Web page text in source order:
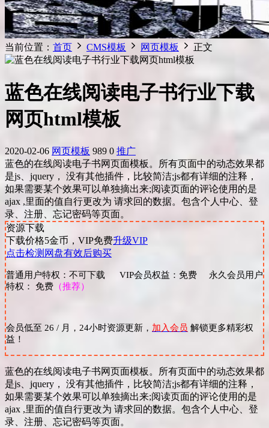
当前位置： 首页 CMS模板 网页模板 正文
蓝色在线阅读电子书行业下载
网页html模板
2020-02-06 网页模板 989 0 推广
蓝色的在线阅读电子书网页面模板。所有页面中的动态效果都
是js、jquery， 没有其他插件，比较简洁;js都有详细的注释，
如果需要某个效果可以单独摘出来;阅读页面的评论使用的是
ajax ,里面的值自行更改为 请求回的数据。包含个人中心、登
录、注册、忘记密码等页面。
资源下载
下载价格5金币，VIP免费升级VIP
点击检测网盘有效后购买
普通用户特权：不可下载 VIP会员权益：免费 永久会员用户
特权： 免费 （推荐）
会员低至 26 / 月，24小时资源更新， 加入会员 解锁更多精彩权
益！
蓝色的在线阅读电子书网页面模板。所有页面中的动态效果都
是js、jquery， 没有其他插件，比较简洁;js都有详细的注释，
如果需要某个效果可以单独摘出来;阅读页面的评论使用的是
ajax ,里面的值自行更改为 请求回的数据。包含个人中心、登
录、注册、忘记密码等页面。